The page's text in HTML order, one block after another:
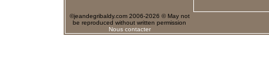
©jeandegribaldy.com 2006-2026 © May not
be reproduced without written permission
Nous contacter